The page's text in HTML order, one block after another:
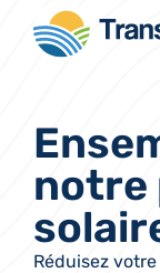
notre
Réduisez